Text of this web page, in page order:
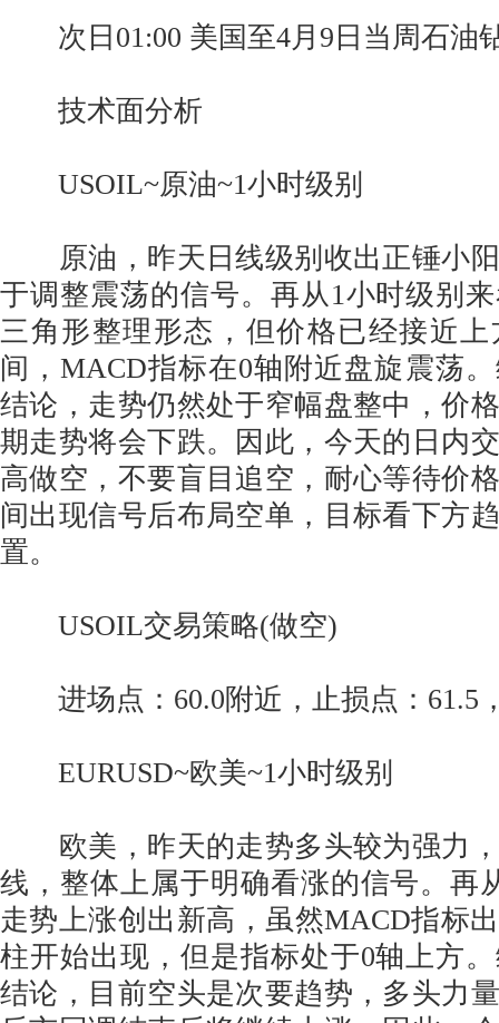
次日01:00 美国至4月9日当周石油
技术面分析
USOIL~原油~1小时级别
原油，昨天日线级别收出正锤小阳
于调整震荡的信号。再从1小时级别
三角形整理形态，但价格已经接近
间，MACD指标在0轴附近盘旋震荡
结论，走势仍然处于窄幅盘整中，价
期走势将会下跌。因此，今天的日内
高做空，不要盲目追空，耐心等待价
间出现信号后布局空单，目标看下方
置。
USOIL交易策略(做空)
进场点：60.0附近，止损点：61.5
EURUSD~欧美~1小时级别
欧美，昨天的走势多头较为强力，
线，整体上属于明确看涨的信号。再
走势上涨创出新高，虽然MACD指标
柱开始出现，但是指标处于0轴上方
结论，目前空头是次要趋势，多头力